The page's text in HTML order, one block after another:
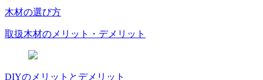
木材の選び方
取扱木材のメリット・デメリット
DIYのメリットとデメリット